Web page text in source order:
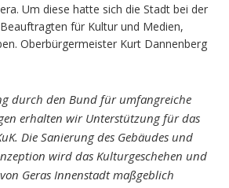
Um diese hatte sich die Stadt bei der
für Kultur und Medien,
Oberbürgermeister Kurt Dannenberg
durch den Bund für umfangreiche
erhalten wir Unterstützung für das
Die Sanierung des Gebäudes und
wird das Kulturgeschehen und
Geras Innenstadt maßgeblich